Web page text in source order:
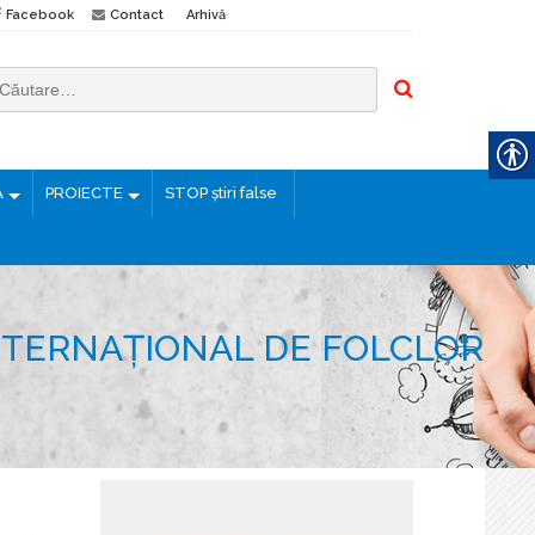
Facebook Contact Arhivă
PROIECTE STOP știri false
DE FOLCLOR